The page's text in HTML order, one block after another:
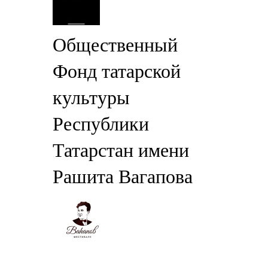
Общественный
Фонд татарской
культуры
Республики
Татарстан имени
Рашита Вагапова